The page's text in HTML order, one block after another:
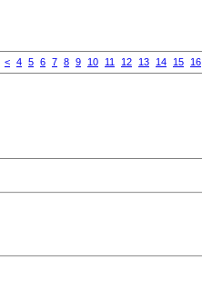
< 4 5 6 7 8 9 10 11 12 13 14 15 16